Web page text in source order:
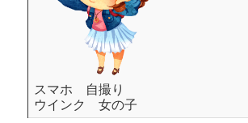
スマホ 自撮り
ウインク 女の子